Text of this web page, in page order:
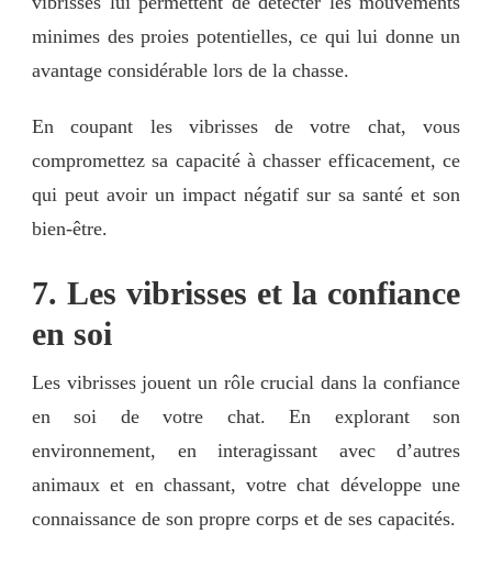
minimes des proies potentielles, ce qui lui donne un
avantage considérable lors de la chasse.
En coupant les vibrisses de votre chat, vous
compromettez sa capacité à chasser efficacement, ce
qui peut avoir un impact négatif sur sa santé et son
bien-être.
7. Les vibrisses et la confiance
en soi
Les vibrisses jouent un rôle crucial dans la confiance
en soi de votre chat. En explorant son
environnement, en interagissant avec d’autres
animaux et en chassant, votre chat développe une
connaissance de son propre corps et de ses capacités.